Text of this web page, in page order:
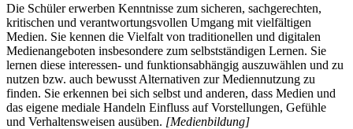
Die Schüler erwerben Kenntnisse zum sicheren, sachgerechten,
kritischen und verantwortungsvollen Umgang mit vielfältigen
Medien. Sie kennen die Vielfalt von traditionellen und digitalen
Medienangeboten insbesondere zum selbstständigen Lernen. Sie
lernen diese interessen- und funktionsabhängig auszuwählen und zu
nutzen bzw. auch bewusst Alternativen zur Mediennutzung zu
finden. Sie erkennen bei sich selbst und anderen, dass Medien und
das eigene mediale Handeln Einfluss auf Vorstellungen, Gefühle
und Verhaltensweisen ausüben. [Medienbildung]